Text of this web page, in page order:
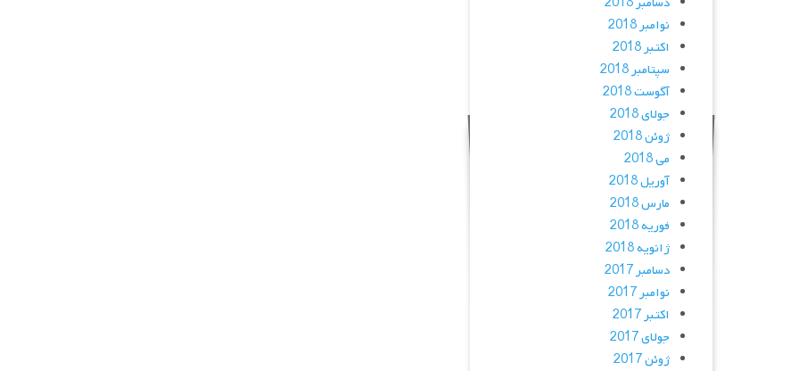
نوامبر 2018
اکتبر 2018
سپتامبر 2018
آگوست 2018
جولای 2018
ژوئن 2018
می 2018
آوریل 2018
مارس 2018
فوریه 2018
ژانویه 2018
دسامبر 2017
نوامبر 2017
اکتبر 2017
جولای 2017
ژوئن 2017